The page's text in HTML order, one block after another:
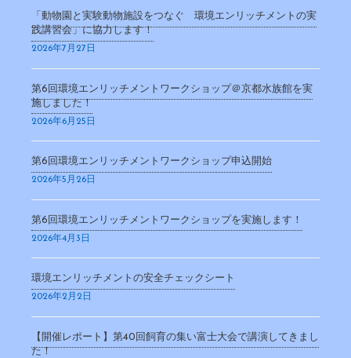
「動物園と実験動物施設をつなぐ 環境エンリッチメントの実
践講習会」に協力します！
2026年7月27日
第6回環境エンリッチメントワークショップ＠京都水族館を実
施しました！
2026年6月25日
第6回環境エンリッチメントワークショップ申込開始
2026年5月26日
第6回環境エンリッチメントワークショップを実施します！
2026年4月3日
環境エンリッチメントの安全チェックシート
2026年2月2日
【開催レポート】第40回飼育の集い富士大会で講演してきまし
た！